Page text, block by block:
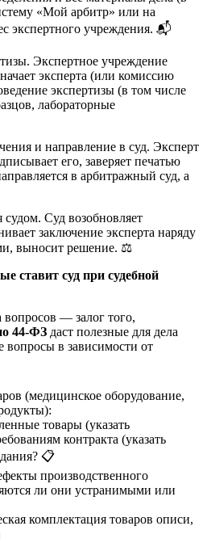
«Мой арбитр» или на
экспертного учреждения. 📬
Экспертное учреждение
эксперта (или комиссию
экспертизы (в том числе
лабораторные
и направление в суд. Эксперт
его, заверяет печатью
в арбитражный суд, а
Суд возобновляет
заключение эксперта наряду
выносит решение. ⚖️
ставит суд при судебной
— залог того,
44-ФЗ даст полезные для дела
в зависимости от
(медицинское оборудование,
товары (указать
контракта (указать
📋
производственного
ли они устранимыми или
комплектация товаров описи,